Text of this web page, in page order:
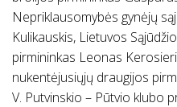
Nepriklausomybės gynėjų
Kulikauskis, Lietuvos
pirmininkas Leonas
nukentėjusiųjų draugijos
V. Putvinskio – Pūtvio klubo